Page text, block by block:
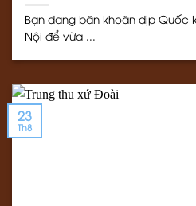
Bạn đang băn khoăn dịp Quốc
Nội để vừa ...
23
Th8